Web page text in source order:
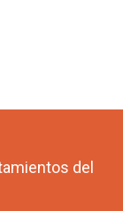
del